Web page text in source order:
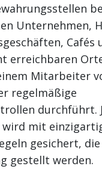
Unternehmen,
Cafés
erreichbaren
Mitarbeiter
regelmäßige
durchführt.
wird mit
gesichert,
gestellt werden.